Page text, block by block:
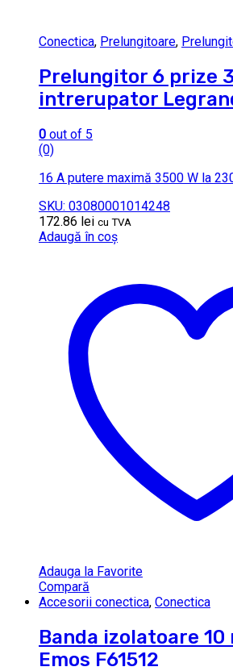
Conectica, Prelungitoare,
Prelungitor 6 prize
intrerupator
0 out of 5
(0)
16 A putere maximă 3500 W la
SKU: 03080001014248
172.86 lei cu TVA
Adaugă în coș
Adauga la Favorite
Compară
Accesorii conectica, Conectica
Banda izolatoare
Emos F61512